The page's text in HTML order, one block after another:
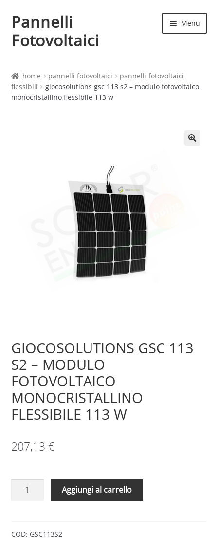
Vai
alla
navigazione
Vai
al
contenuto
Pannelli
Fotovoltaici
Menu
Cart
home pannelli fotovoltaici
pannelli fotovoltaici
flessibili
giocosolutions gsc 113 s2 – modulo fotovoltaico
monocristallino flessibile 113 w
GIOCOSOLUTIONS GSC 113
S2 – MODULO
FOTOVOLTAICO
MONOCRISTALLINO
FLESSIBILE 113 W
207,13 €
GIOCOSOLUTIONS
–
Aggiungi al carrello
COD: GSC113S2